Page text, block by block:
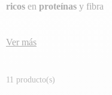
ricos en proteínas y fibra
Ver más
11 producto(s)